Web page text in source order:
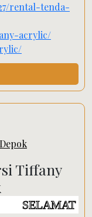
rental-tenda-
acrylic/
Tiffany
DATANG DI